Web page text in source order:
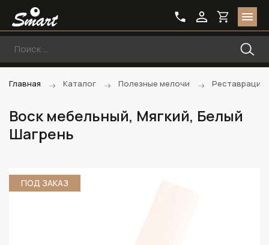
Главная Каталог Полезные мелочи
Воск мебельный, Мягкий, Белый
Шагрень
ПОД ЗАКАЗ